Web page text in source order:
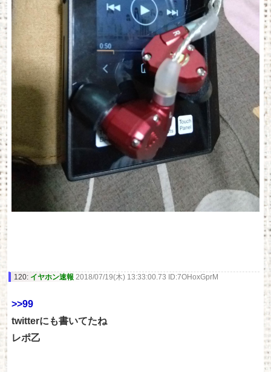
120: イヤホン速報 2018/07/19(木) 13:33:00.73 ID:7OHoxGprM
>>99
twitterにも書いてたね
レポ乙